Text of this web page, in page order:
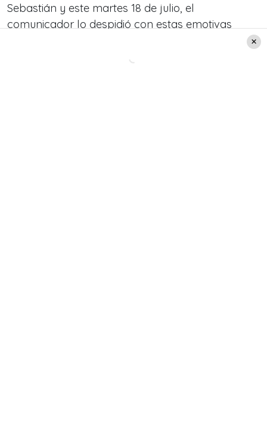
Sebastián y este martes 18 de julio, el
comunicador lo despidió con estas emotivas
Orejón, te recordaremos como un Héroe,